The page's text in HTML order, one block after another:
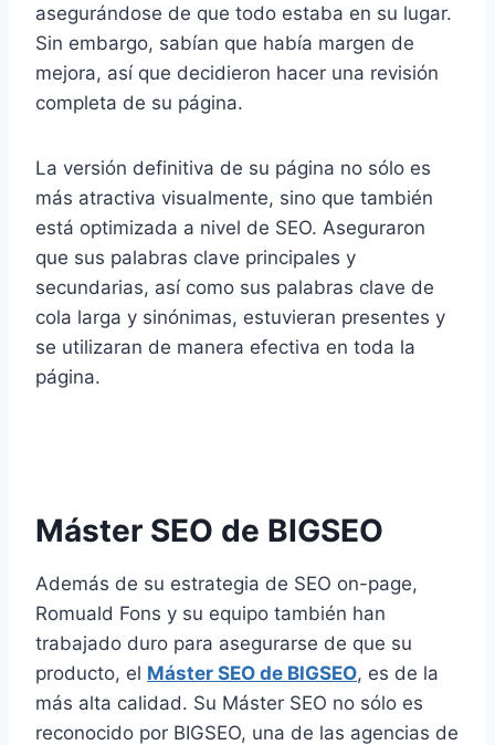
asegurándose de que todo estaba en su lugar.
Sin embargo, sabían que había margen de
mejora, así que decidieron hacer una revisión
completa de su página.
La versión definitiva de su página no sólo es
más atractiva visualmente, sino que también
está optimizada a nivel de SEO. Aseguraron
que sus palabras clave principales y
secundarias, así como sus palabras clave de
cola larga y sinónimas, estuvieran presentes y
se utilizaran de manera efectiva en toda la
página.
Máster SEO de BIGSEO
Además de su estrategia de SEO on-page,
Romuald Fons y su equipo también han
trabajado duro para asegurarse de que su
producto, el Máster SEO de BIGSEO, es de la
más alta calidad. Su Máster SEO no sólo es
reconocido por BIGSEO, una de las agencias de